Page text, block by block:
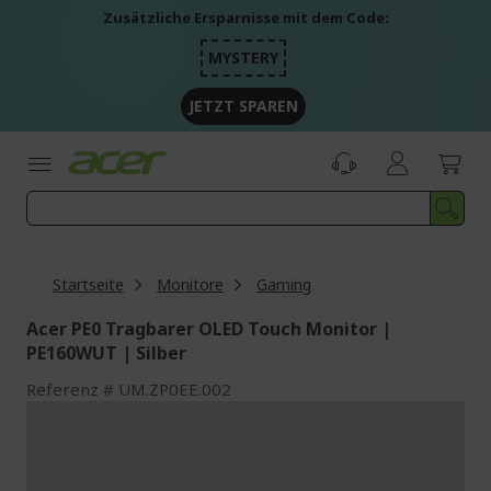
Zusätzliche Ersparnisse mit dem Code:
MYSTERY
JETZT SPAREN
Startseite Monitore Gaming
Acer PE0 Tragbarer OLED Touch Monitor |
PE160WUT | Silber
Referenz UM.ZP0EE.002